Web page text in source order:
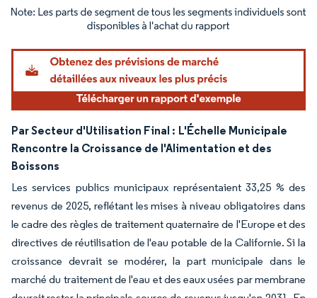
Image © Mordor Intelligence. La réutilisation nécessite une attribution sous CC BY
Par Secteur d'Utilisation Final : L'Échelle Municipale
Rencontre la Croissance de l'Alimentation et des
Boissons
Les services publics municipaux représentaient 33,25 % des
revenus de 2025, reflétant les mises à niveau obligatoires dans
le cadre des règles de traitement quaternaire de l'Europe et des
directives de réutilisation de l'eau potable de la Californie. Si la
croissance devrait se modérer, la part municipale dans le
marché du traitement de l'eau et des eaux usées par membrane